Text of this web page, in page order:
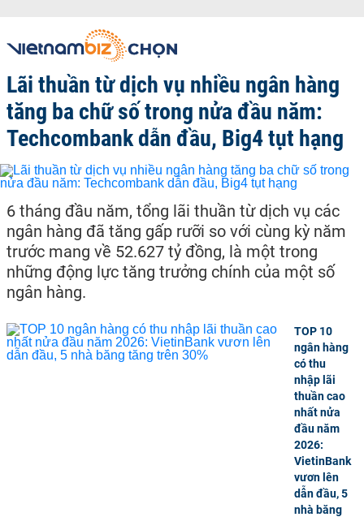
Lãi thuần từ dịch vụ nhiều ngân hàng
tăng ba chữ số trong nửa đầu năm:
Techcombank dẫn đầu, Big4 tụt hạng
6 tháng đầu năm, tổng lãi thuần từ dịch vụ các
ngân hàng đã tăng gấp rưỡi so với cùng kỳ năm
trước mang về 52.627 tỷ đồng, là một trong
những động lực tăng trưởng chính của một số
ngân hàng.
TOP 10
ngân hàng
có thu
nhập lãi
thuần cao
nhất nửa
đầu năm
2026:
VietinBank
vươn lên
dẫn đầu, 5
nhà băng